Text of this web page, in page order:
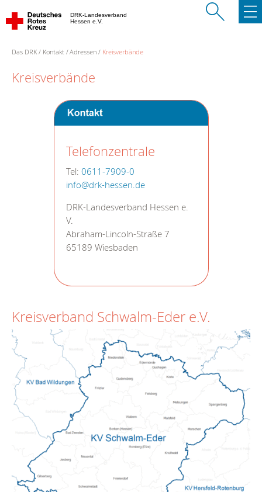
DRK-Landesverband
Hessen e.V.
Das DRK Kontakt Adressen Kreisverbände
Kreisverbände
Telefonzentrale
Tel: 0611-7909-0
info@drk-hessen.de
DRK-Landesverband Hessen e.
V.
Abraham-Lincoln-Straße 7
65189 Wiesbaden
Kreisverband Schwalm-Eder e.V.